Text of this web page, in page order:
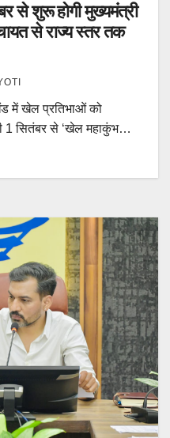
से शुरू होगी मुख्यमंत्री
से राज्य स्तर तक
में खेल प्रतिभाओं को
1 सितंबर से ‘खेल महाकुंभ…